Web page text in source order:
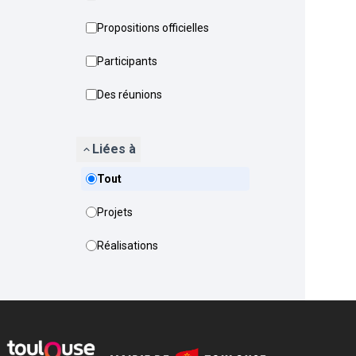
Propositions officielles
Participants
Des réunions
Liées à
Tout
Projets
Réalisations